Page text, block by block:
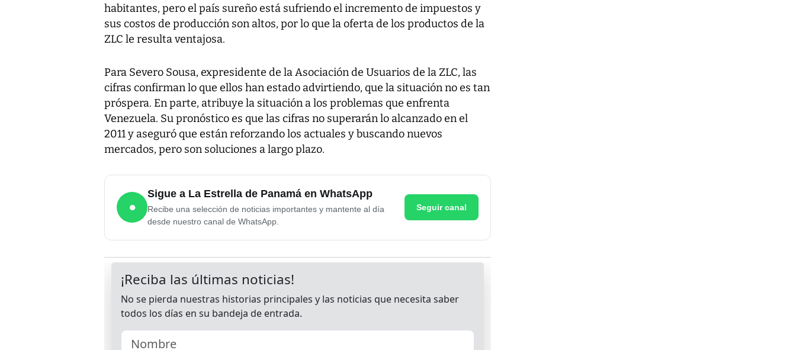
habitantes, pero el país sureño está sufriendo el incremento de impuestos y
sus costos de producción son altos, por lo que la oferta de los productos de la
ZLC le resulta ventajosa.
Para Severo Sousa, expresidente de la Asociación de Usuarios de la ZLC, las
cifras confirman lo que ellos han estado advirtiendo, que la situación no es tan
próspera. En parte, atribuye la situación a los problemas que enfrenta
Venezuela. Su pronóstico es que las cifras no superarán lo alcanzado en el
2011 y aseguró que están reforzando los actuales y buscando nuevos
mercados, pero son soluciones a largo plazo.
●
Sigue a La Estrella de Panamá en WhatsApp
Recibe una selección de noticias importantes y mantente al día
desde nuestro canal de WhatsApp.
Seguir canal